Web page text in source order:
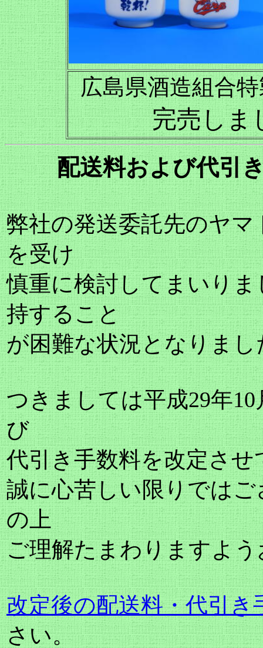
広島県酒造組合
完売しま
配送料および代引
弊社の発送委託先のヤ
を受け
慎重に検討してまいり
持すること
が困難な状況となりまし
つきましては平成29年
び
代引き手数料を改定さ
誠に心苦しい限りでは
の上
ご理解たまわりますよ
改定後の配送料・代引き
さい。